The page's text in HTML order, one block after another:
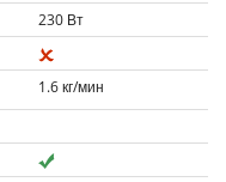
230 Вт
1.6кг/мин